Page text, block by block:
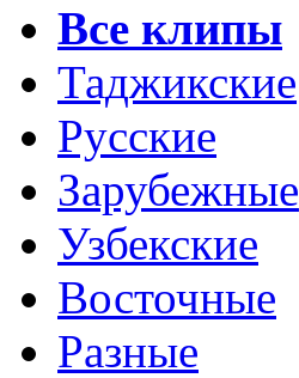
Все клипы
Таджикские
Русские
Зарубежные
Узбекские
Восточные
Разные